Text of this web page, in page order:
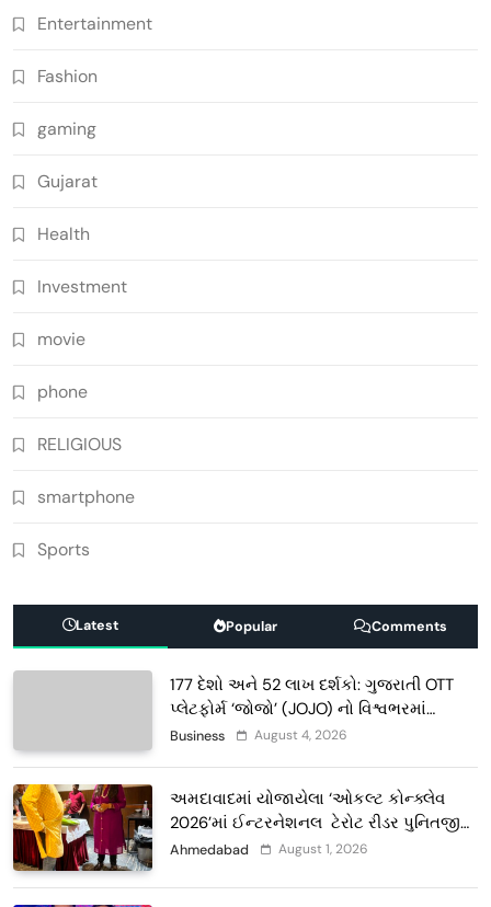
Entertainment
Fashion
gaming
Gujarat
Health
Investment
movie
phone
RELIGIOUS
smartphone
Sports
Latest Popular Comments
177 દેશો અને 52 લાખ દર્શકો: ગુજરાતી OTT
પ્લેટફોર્મ ‘જોજો’ (JOJO) નો વિશ્વભરમાં
દબદબો
Business August 4, 2026
અમદાવાદમાં યોજાયેલા ‘ઓકલ્ટ કોન્ક્લેવ
2026’માં ઈન્ટરનેશનલ ટેરોટ રીડર પુનિતજી
લુલ્લા એ ટેરોટ કાર્ડ રીડિંગ અંગે માહિતી આપી
Ahmedabad August 1, 2026